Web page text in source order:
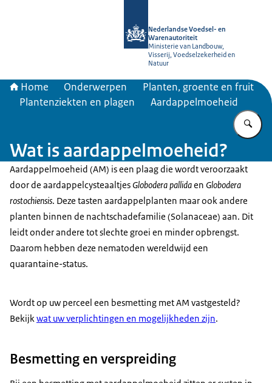
Nederlandse Voedsel- en
Warenautoriteit
Ministerie van Landbouw,
Visserij, Voedselzekerheid en
Natuur
Home Onderwerpen
Planten, groente en fruit
Plantenziekten en plagen
Aardappelmoeheid
Wat is aardappelmoeheid?
Aardappelmoeheid (AM) is een plaag die wordt veroorzaakt
door de aardappelcysteaaltjes Globodera pallidaen Globodera
rostochiensis. Deze tasten aardappelplanten maar ook andere
planten binnen de nachtschadefamilie (Solanaceae) aan. Dit
leidt onder andere tot slechte groei en minder opbrengst.
Daarom hebben deze nematoden wereldwijd een
quarantaine-status.
Wordt op uw perceel een besmetting met AM vastgesteld?
Bekijkwat uw verplichtingen en mogelijkheden zijn.
Besmetting en verspreiding